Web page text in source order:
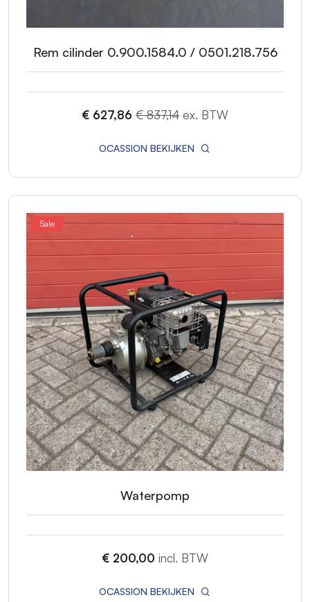
Rem cilinder 0.900.1584.0 / 0501.218.756
€ 627,86 € 837,14 ex. BTW
OCASSION BEKIJKEN
Sale
Waterpomp
€ 200,00 incl. BTW
OCASSION BEKIJKEN